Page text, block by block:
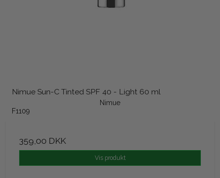
Nimue Sun-C Tinted SPF 40 - Light 60 ml
Nimue
F1109
359,00 DKK
Vis produkt